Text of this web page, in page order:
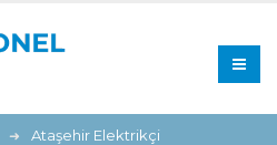
Ataşehir Elektrikçi